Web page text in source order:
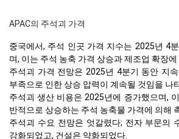
APAC의 주석괴 가격
중국에서, 주석 인곳 가격 지수는 2025년 4
며, 이는 주석 농축 가격 상승과 제조업 확장
주석괴 가격 전망은 2025년 4분기 동안 지
부족으로 인한 상승 압력이 계속될 것임을 나
주석괴 생산 비용은 2025년에 증가했으며,
반적으로 상승하는 주석 농축물 가격에 의해
주석괴 수요 전망은 엇갈렸다; 전자 부문의
강화되었고, 건설은 약화되었다.